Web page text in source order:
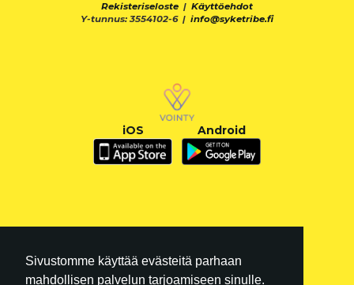
Sivustomme käyttää evästeitä parhaan
mahdollisen palvelun tarjoamiseen sinulle.
Rekisteriseloste | Käyttöehdot
Y-tunnus: 3554102-6 | info@syketribe.fi
iOS Android